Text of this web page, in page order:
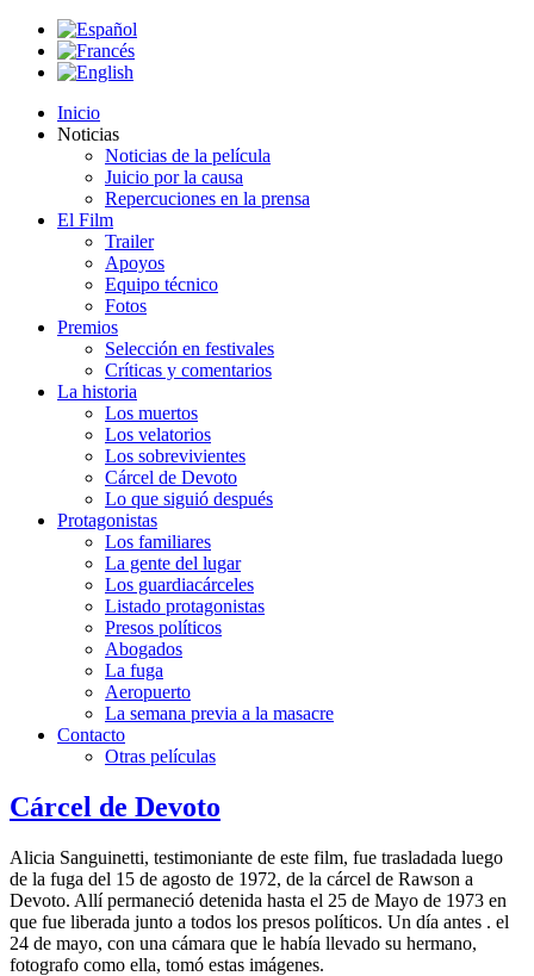
Inicio
Noticias
Noticias de la película
Juicio por la causa
Repercuciones en la prensa
El Film
Trailer
Apoyos
Equipo técnico
Fotos
Premios
Selección en festivales
Críticas y comentarios
La historia
Los muertos
Los velatorios
Los sobrevivientes
Cárcel de Devoto
Lo que siguió después
Protagonistas
Los familiares
La gente del lugar
Los guardiacárceles
Listado protagonistas
Presos políticos
Abogados
La fuga
Aeropuerto
La semana previa a la masacre
Contacto
Otras películas
Cárcel de Devoto
Alicia Sanguinetti, testimoniante de este film, fue trasladada luego
de la fuga del 15 de agosto de 1972, de la cárcel de Rawson a
Devoto. Allí permaneció detenida hasta el 25 de Mayo de 1973 en
que fue liberada junto a todos los presos políticos. Un día antes . el
24 de mayo, con una cámara que le había llevado su hermano,
fotografo como ella, tomó estas imágenes.